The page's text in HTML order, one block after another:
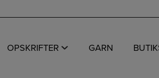
OPSKRIFTER GARN